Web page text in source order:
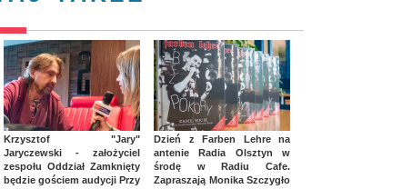
Krzysztof "Jary"
Jaryczewski - założyciel
zespołu Oddział Zamknięty
będzie gościem audycji Przy
Dzień z Farben Lehre na
antenie Radia Olsztyn w
środę w Radiu Cafe.
Zapraszają Monika Szczygło